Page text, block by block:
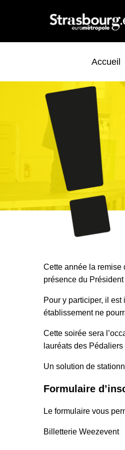
Accueil
Cette année la remise
présence du
Pour y participer, il
établissement ne
Cette soirée sera
lauréats des
Un solution de
Formulaire
Le formulaire vous
Billetterie Weezevent